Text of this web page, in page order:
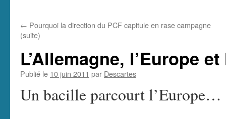
contenu
← Pourquoi la direction du PCF capitule en rase campagne
(suite)
L’Allemagne, l’Europe
Publié le 10 juin 2011 par Descartes
Un bacille parcourt l’Europe…